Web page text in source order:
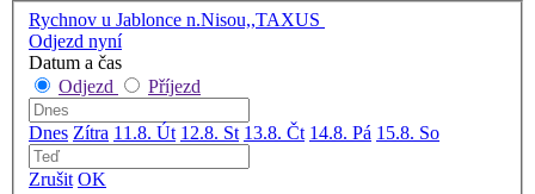
Rychnov u Jablonce n.Nisou,,TAXUS
Odjezd nyní
Datum a čas
Odjezd
Příjezd
Dnes Zítra 11.8. Út 12.8. St 13.8. Čt 14.8. Pá 15.8. So
Zrušit OK